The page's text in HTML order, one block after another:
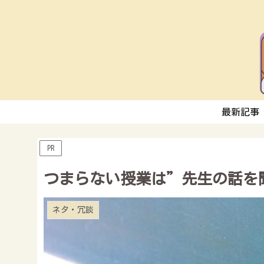
最新記事
PR
つまらない授業は”先生の話
ネタ・冗談